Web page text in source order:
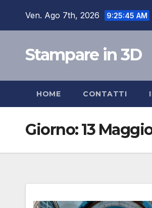
Ven. Ago 7th, 2026 9:25:46 AM
Stampare in 3D
HOME CONTATTI
Giorno:13